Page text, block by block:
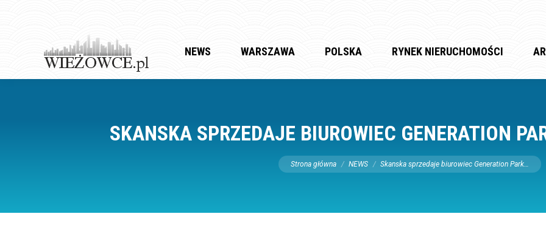
NEWS WARSZAWA POLSKA RYNEK NIERUCHOMOŚCI
SKANSKA SPRZEDAJE BIUROWIEC GENERATION
Jesteś tutaj:
Strona główna NEWS Skanska sprzedaje biurowiec Generation Park…